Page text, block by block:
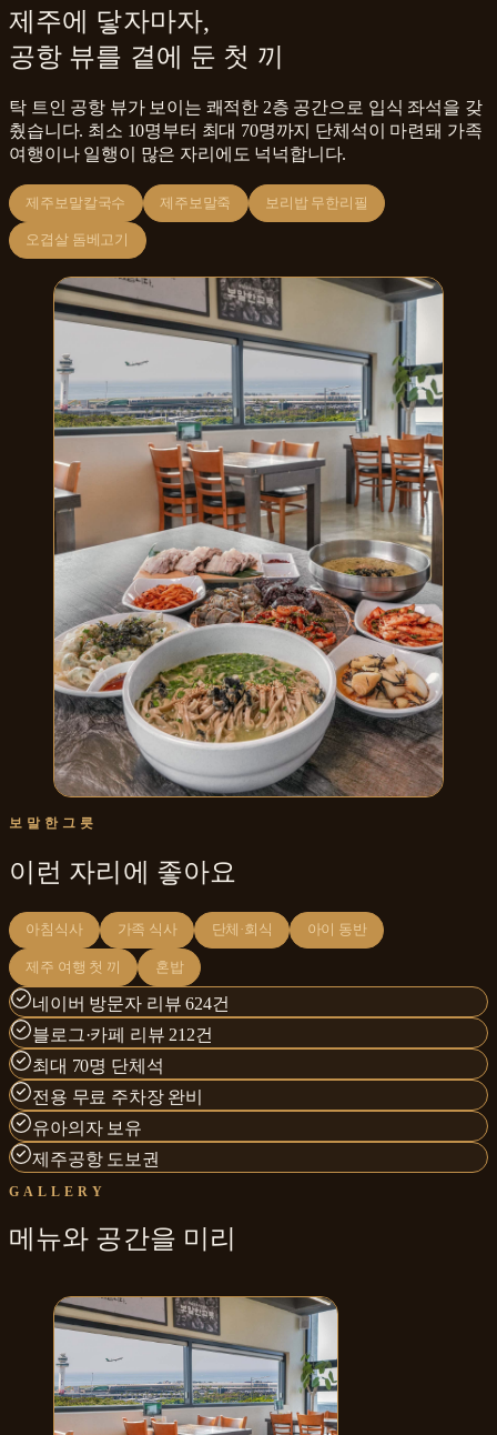
제주에 닿자마자,
공항 뷰를 곁에 둔 첫 끼
탁 트인 공항 뷰가 보이는 쾌적한 2층 공간으로 입식 좌석을 갖
췄습니다. 최소 10명부터 최대 70명까지 단체석이 마련돼 가족
여행이나 일행이 많은 자리에도 넉넉합니다.
제주보말칼국수 제주보말죽 보리밥 무한리필
오겹살 돔베고기
보말한그릇
이런 자리에 좋아요
아침식사 가족 식사 단체·회식 아이 동반
제주 여행 첫 끼 혼밥
네이버 방문자 리뷰 624건
블로그·카페 리뷰 212건
최대 70명 단체석
전용 무료 주차장 완비
유아의자 보유
제주공항 도보권
GALLERY
메뉴와 공간을 미리